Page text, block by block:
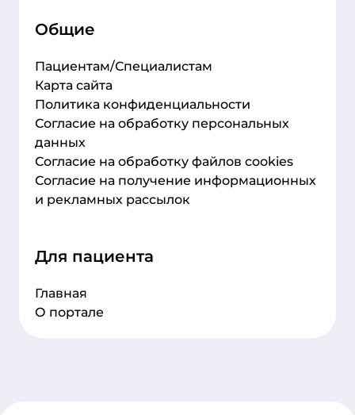
Общие
Пациентам/Специалистам
Карта сайта
Политика конфиденциальности
Согласие на обработку персональных
данных
Согласие на обработку файлов cookies
Согласие на получение информационных
и рекламных рассылок
Для пациента
Главная
О портале